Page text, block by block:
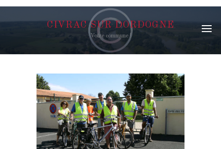
CIVRAC SUR DORDOGNE
Votre commune !